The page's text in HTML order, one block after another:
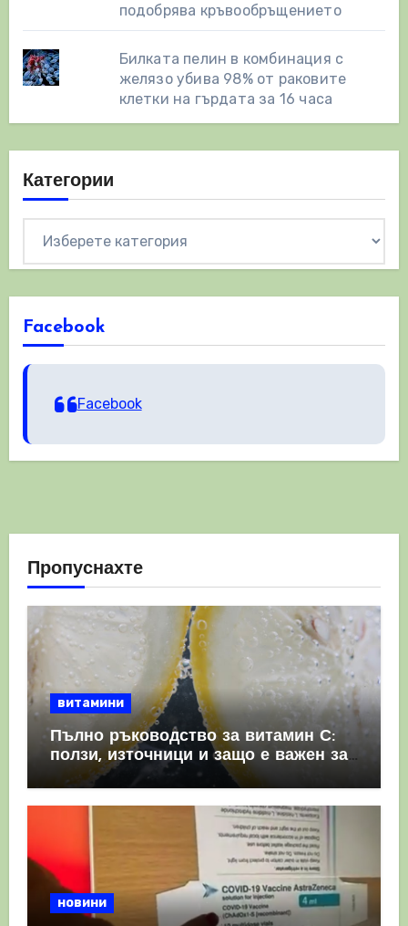
подобрява кръвообръщението
Билката пелин в комбинация с
желязо убива 98% от раковите
клетки на гърдата за 16 часа
Категории
Facebook
Facebook
Пропуснахте
витамини
Пълно ръководство за витамин С:
ползи, източници и защо е важен за
имунната система
новини